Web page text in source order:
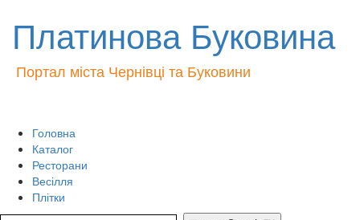
Платинова Буковина
Портал міста Чернівці та Буковини
Головна
Каталог
Ресторани
Весілля
Плітки